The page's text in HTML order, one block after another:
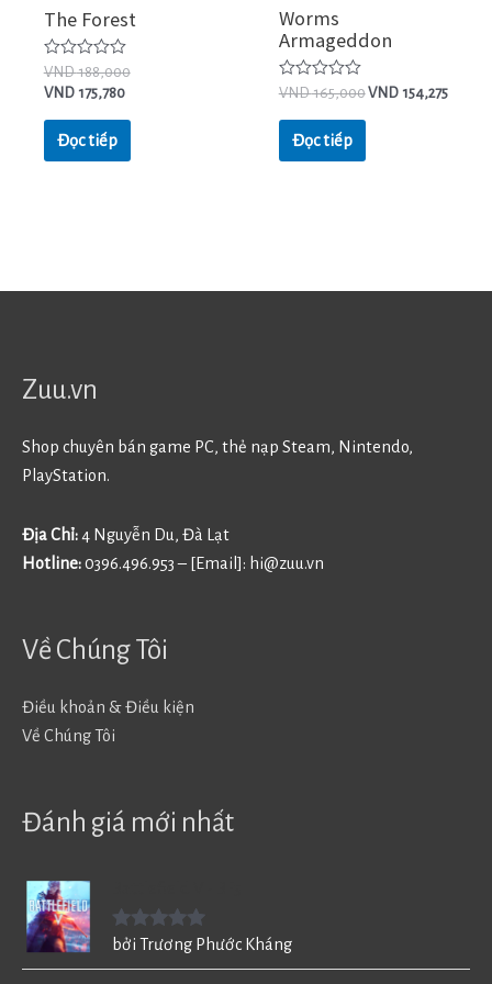
The Forest
Được
xếp
hạng
sao
VND188,000
VND 175,780
Đọc tiếp
Worms
Armageddon
Được
hạng
sao
VND165,000VND 154,275
Đọc tiếp
Zuu.vn
Shop chuyên bán game PC, thẻ nạp Steam, Nintendo,
PlayStation.
Địa Chỉ:4 Nguyễn Du, Đà Lạt
Hotline:0396.496.953 – [Email]: hi@zuu.vn
Về Chúng Tôi
Điều khoản & Điều kiện
Về Chúng Tôi
Đánh giá mới nhất
Được xếp
bởi Trương Phước Kháng